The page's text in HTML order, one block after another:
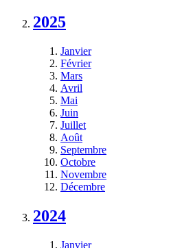
2025
Janvier
Février
Mars
Avril
Mai
Juin
Juillet
Août
Septembre
Octobre
Novembre
Décembre
2024
Janvier